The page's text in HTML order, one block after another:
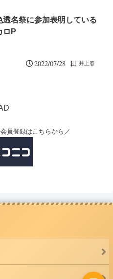
透名祭に参加表明している
ロP
2022/07/28 井上春
員登録はこちらから／